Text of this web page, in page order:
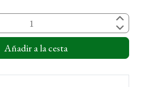
Añadir a la cesta